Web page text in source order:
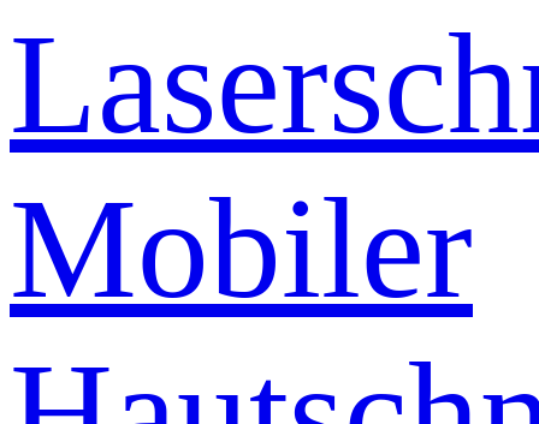
Mobiler